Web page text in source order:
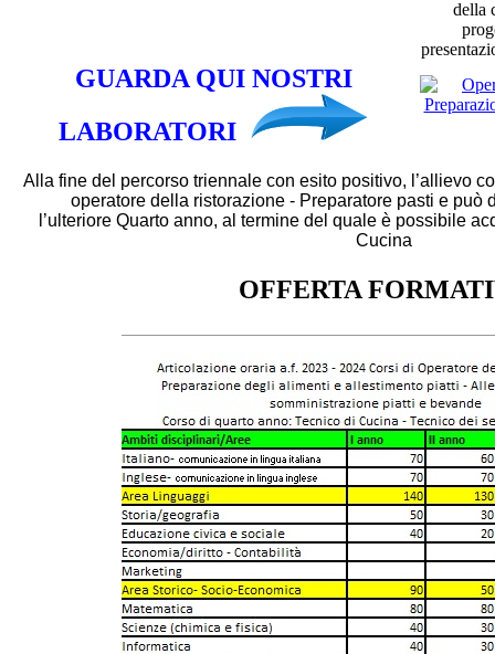
della
GUARDA QUI NOSTRI
LABORATORI
Alla fine del percorso triennale con esito positivo, l’allievo
operatore della ristorazione - Preparatore pasti e può
l’ulteriore Quarto anno, al termine del quale è possibile
Cucina
OFFERTA